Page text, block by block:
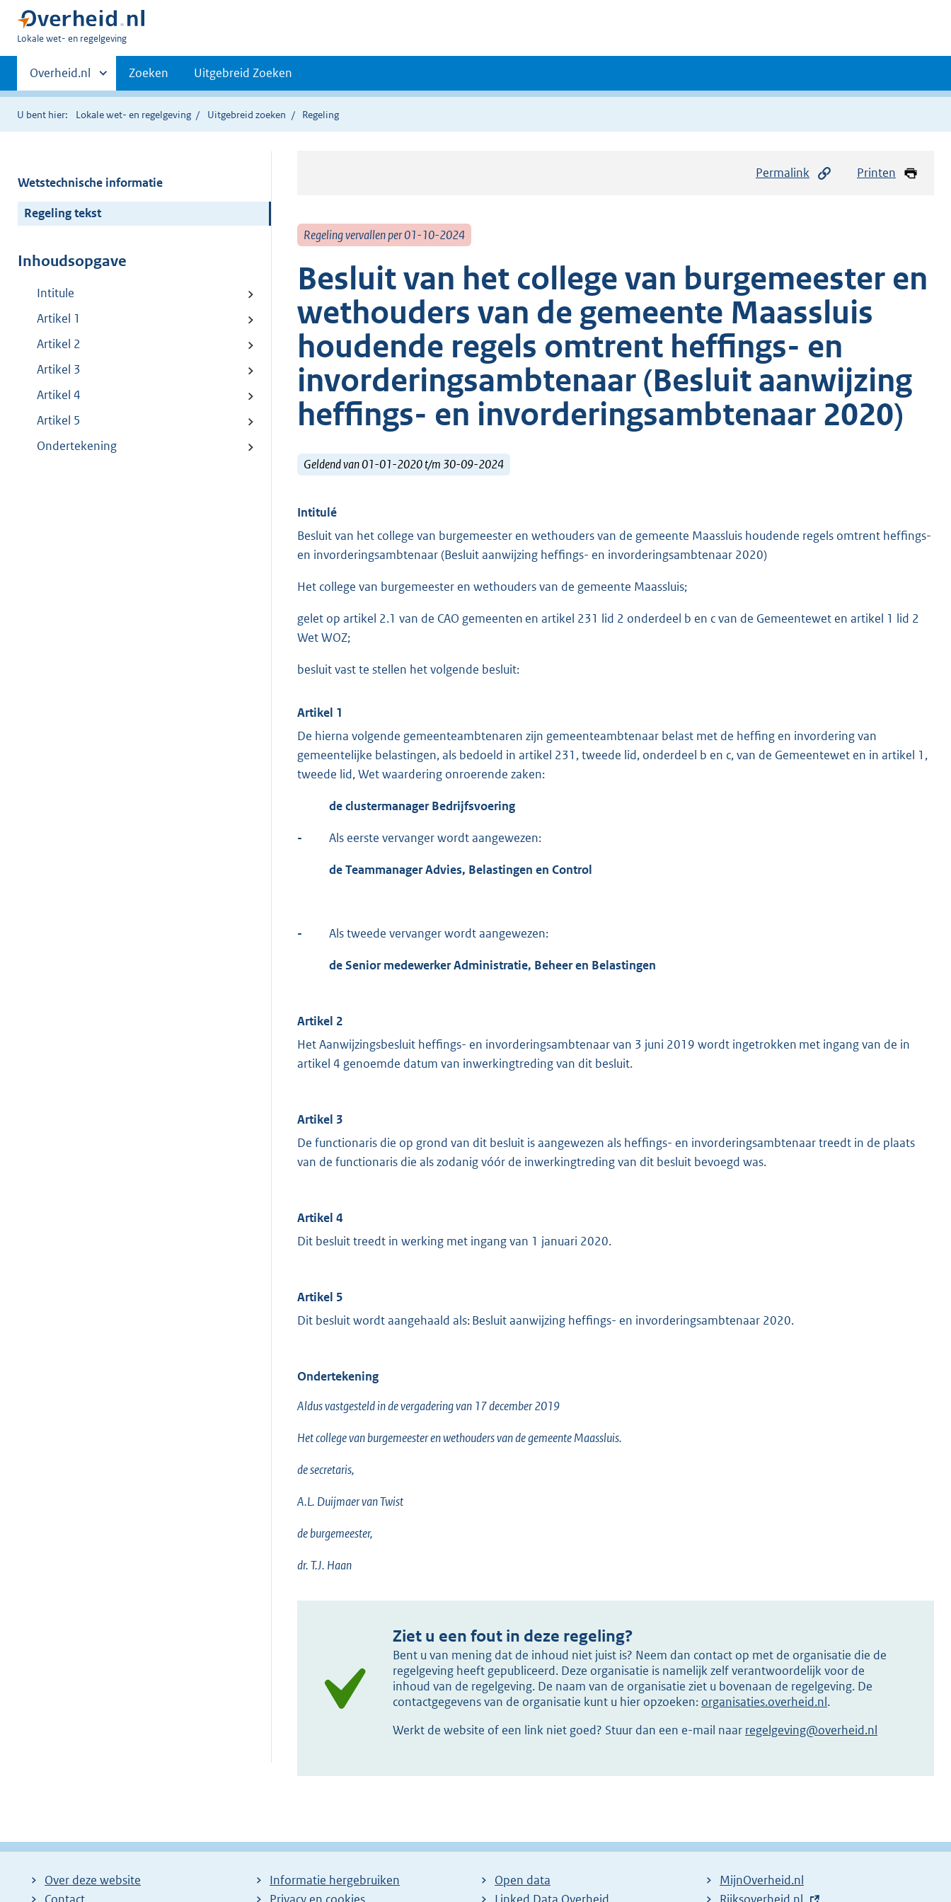
U
hier:
Lokale wet- en regelgeving
Primaire
navigatie
Andere
sites
binnen
Overheid.nl Zoeken Uitgebreid Zoeken
U bent hier: Lokale wet- en regelgeving Uitgebreid zoeken Regeling
Wetstechnische informatie
Regeling tekst
Inhoudsopgave
Intitule
Artikel 1
Artikel 2
Artikel 3
Artikel 4
Artikel 5
Ondertekening
Permalink Printen
Regeling vervallen per 01-10-2024
Besluit van het college van burgemeester en
wethouders van de gemeente Maassluis
houdende regels omtrent heffings- en
invorderingsambtenaar (Besluit aanwijzing
heffings- en invorderingsambtenaar 2020)
Geldend van 01-01-2020 t/m 30-09-2024
Intitulé
Besluit van het college van burgemeester en wethouders van de gemeente Maassluis houdende regels omtrent heffings-
en invorderingsambtenaar (Besluit aanwijzing heffings- en invorderingsambtenaar 2020)
Het college van burgemeester en wethouders van de gemeente Maassluis;
gelet op artikel 2.1 van de CAO gemeenten en artikel 231 lid 2 onderdeel b en c van de Gemeentewet en artikel 1 lid 2
Wet WOZ;
besluit vast te stellen het volgende besluit:
Artikel 1
De hierna volgende gemeenteambtenaren zijn gemeenteambtenaar belast met de heffing en invordering van
gemeentelijke belastingen, als bedoeld in artikel 231, tweede lid, onderdeel b en c, van de Gemeentewet en in artikel 1,
tweede lid, Wet waardering onroerende zaken:
de clustermanager Bedrijfsvoering
- Als eerste vervanger wordt aangewezen:
de Teammanager Advies, Belastingen en Control
- Als tweede vervanger wordt aangewezen:
de Senior medewerker Administratie, Beheer en Belastingen
Artikel 2
Het Aanwijzingsbesluit heffings- en invorderingsambtenaar van 3 juni 2019 wordt ingetrokken met ingang van de in
artikel 4 genoemde datum van inwerkingtreding van dit besluit.
Artikel 3
De functionaris die op grond van dit besluit is aangewezen als heffings- en invorderingsambtenaar treedt in de plaats
van de functionaris die als zodanig vóór de inwerkingtreding van dit besluit bevoegd was.
Artikel 4
Dit besluit treedt in werking met ingang van 1 januari 2020.
Artikel 5
Dit besluit wordt aangehaald als: Besluit aanwijzing heffings- en invorderingsambtenaar 2020.
Ondertekening
Aldus vastgesteld in de vergadering van 17 december 2019
Het college van burgemeester en wethouders van de gemeente Maassluis.
de secretaris,
A.L. Duijmaer van Twist
de burgemeester,
dr. T.J. Haan
Ziet u een fout in deze regeling?
Bent u van mening dat de inhoud niet juist is? Neem dan contact op met de organisatie die de
regelgeving heeft gepubliceerd. Deze organisatie is namelijk zelf verantwoordelijk voor de
inhoud van de regelgeving. De naam van de organisatie ziet u bovenaan de regelgeving. De
contactgegevens van de organisatie kunt u hier opzoeken: organisaties.overheid.nl.
Werkt de website of een link niet goed? Stuur dan een e-mail naar regelgeving@overheid.nl
Over deze website
Contact
Informatie hergebruiken
Privacy en cookies
Open data
Linked Data Overheid
MijnOverheid.nl
E
Rijksoverheid.nl